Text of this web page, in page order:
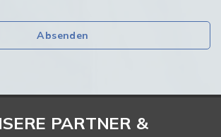
Absenden
PARTNER &